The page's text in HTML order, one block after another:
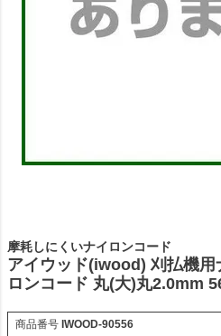
摩耗しにくいナイロンコード
アイウッド(iwood) 刈払機用
ロンコード 丸(大)丸2.0mm
商品番号 IWOOD-90556